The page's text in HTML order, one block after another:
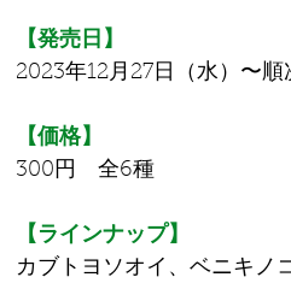
【発売日】
2023年12月27日（水）〜順
【価格】
300円　全6種
【ラインナップ】
カブトヨソオイ、ベニキノ